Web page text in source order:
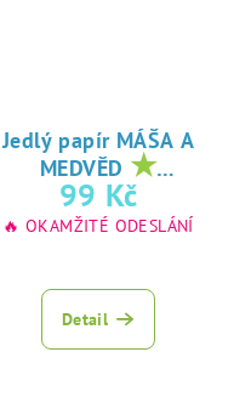
Jedlý papír MÁŠA A
MEDVĚD ★
oblíbený tisk na
jedlý papír
99 Kč
🔥 OKAMŽITÉ ODESLÁNÍ
Detail